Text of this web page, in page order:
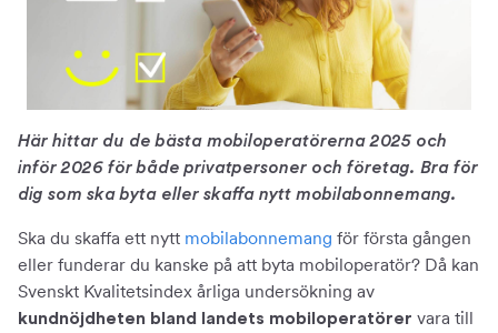
Här hittar du de bästa mobiloperatörerna 2025 och
inför 2026 för både privatpersoner och företag. Bra för
dig som ska byta eller skaffa nytt mobilabonnemang.
Ska du skaffa ett nytt mobilabonnemang för första gången
eller funderar du kanske på att byta mobiloperatör? Då kan
Svenskt Kvalitetsindex årliga undersökning av
kundnöjdheten bland landets mobiloperatörer vara till